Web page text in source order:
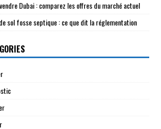
Dubai : comparez les offres du marché actuel
sol fosse septique : ce que dit la réglementation